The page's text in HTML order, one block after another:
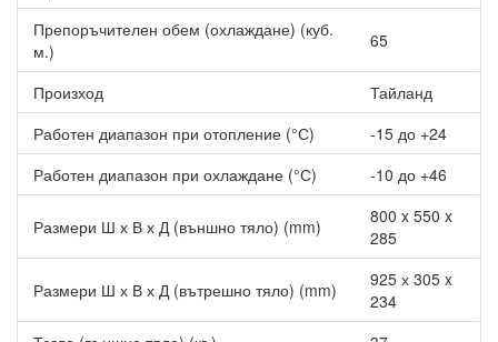
Препоръчителен обем (охлаждане) (куб.
м.)
65
Произход
Тайланд
Работен диапазон при отопление (°С)
-15 до +24
Работен диапазон при охлаждане (°С)
-10 до +46
Размери Ш х В х Д (външно тяло) (mm)
800 x 550 x
285
Размери Ш х В х Д (вътрешно тяло) (mm)
925 х 305 x
234